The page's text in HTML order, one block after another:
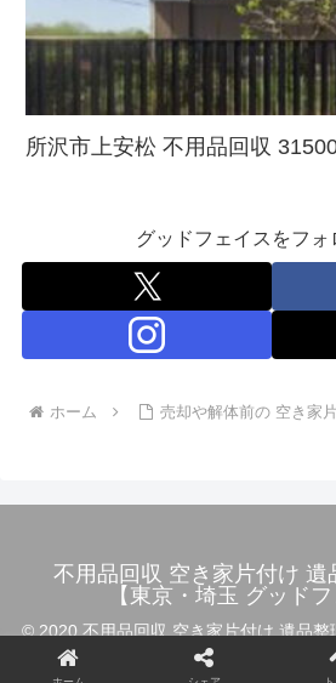
所沢市上安松 不用品回収
グッドフェイスをフォ
ホーム 売却や解体前の 空き家
不用品回収 空き家片付け 遺
【東京・埼玉 グッドフ
© 2020 不用品回収 空き家片付け 遺品整
玉 グッドフェイス